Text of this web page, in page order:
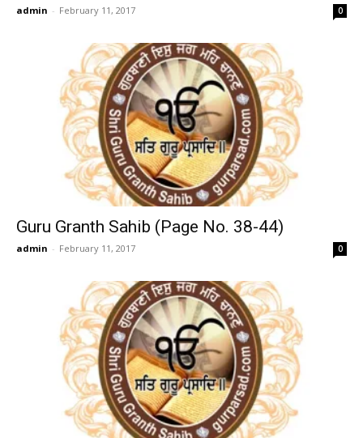
admin - February 11, 2017 0
Guru Granth Sahib (Page No. 38-44)
admin - February 11, 2017 0